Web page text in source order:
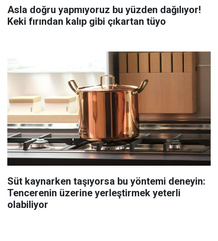
Asla doğru yapmıyoruz bu yüzden dağılıyor!
Keki fırından kalıp gibi çıkartan tüyo
Süt kaynarken taşıyorsa bu yöntemi deneyin:
Tencerenin üzerine yerleştirmek yeterli
olabiliyor